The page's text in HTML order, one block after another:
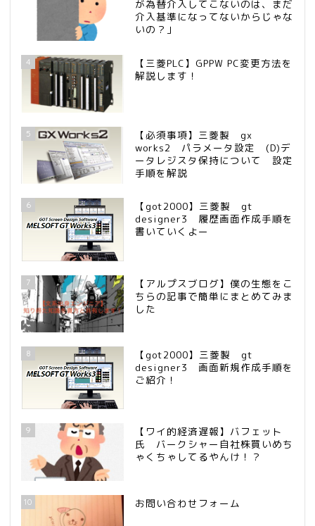
が為替介入してこないのは、まだ
介入基準になってないからじゃな
いの？」
4
【三菱PLC】GPPW PC変更方法を
解説します！
5
【必須事項】三菱製 gx
works2 パラメータ設定 (D)デ
ータレジスタ保持について 設定
手順を解説
6
【got2000】三菱製 gt
designer3 履歴画面作成手順を
書いていくよー
7
【アルプスブログ】僕の生態をこ
ちらの記事で簡単にまとめてみま
した
8
【got2000】三菱製 gt
designer3 画面新規作成手順を
ご紹介！
9
【ワイ的経済遅報】バフェット
氏 バークシャー自社株買いめち
ゃくちゃしてるやんけ！？
10 お問い合わせフォーム